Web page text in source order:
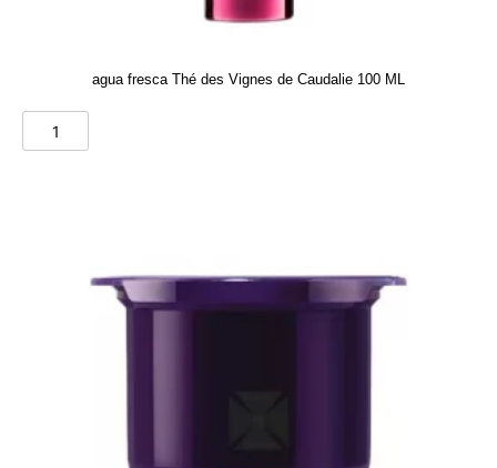
agua fresca Thé des Vignes de Caudalie 100 ML